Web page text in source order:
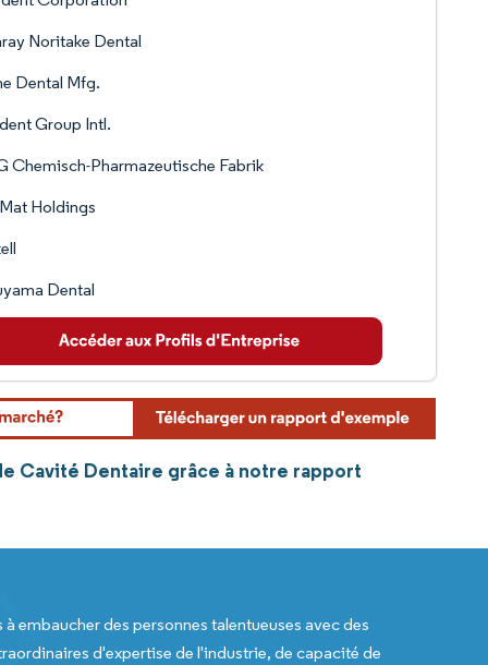
Noritake Dental
Dental Mfg.
Group Intl.
Chemisch-Pharmazeutische Fabrik
Holdings
Dental
Cavité Dentaire grâce à notre rapport
embaucher des personnes talentueuses avec des
d'expertise de l'industrie, de capacité de